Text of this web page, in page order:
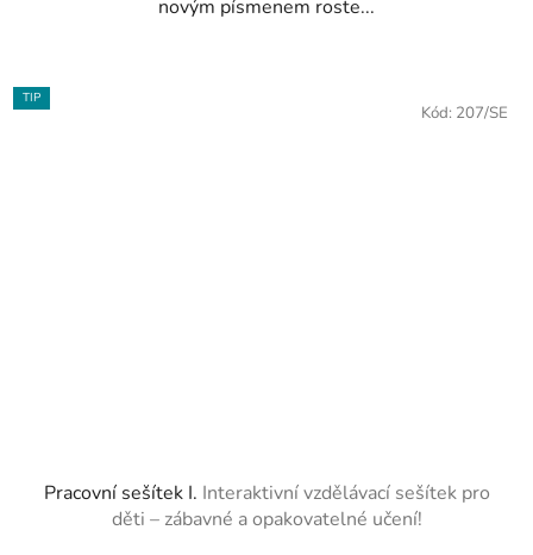
novým písmenem roste...
TIP
Pracovní sešítek I. Interaktivní vzdělávací sešítek pro
děti – zábavné a opakovatelné učení!
Kód: 207/SE